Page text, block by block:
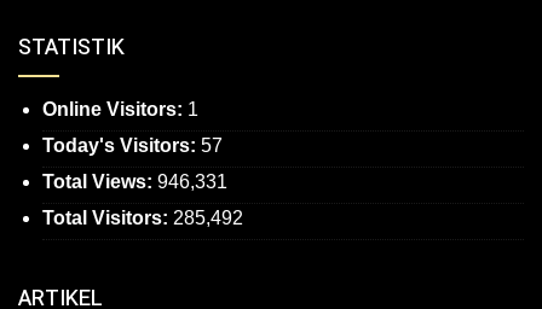
STATISTIK
Online Visitors: 1
Today's Visitors: 57
Total Views: 946,331
Total Visitors: 285,492
ARTIKEL